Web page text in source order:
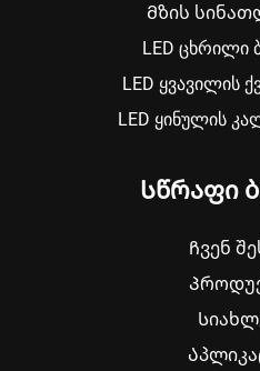
Მზის
LED ცხრილი
LED ყვავილის
LED ყინულის
Სწრაფი
Ჩვენ